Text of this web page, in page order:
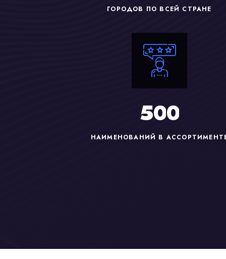
ГОРОДОВ ПО ВСЕЙ СТРАНЕ
500
НАИМЕНОВАНИЙ В